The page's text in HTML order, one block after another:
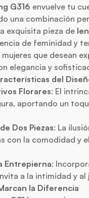
G316 envuelve tu
una combinación
exquisita pieza de
de feminidad y
que desean
elegancia y
del
Florares: El
aportando un
Dos Piezas: La
con la comodidad y
Entrepierna:
a la intimidad y al
la Diferencia